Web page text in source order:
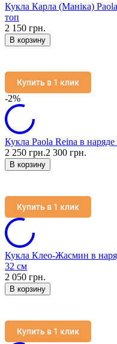
Кукла Карла (Маніка)
топ
2 150 грн.
В корзину
Купить в 1 клик
-2%
Кукла Paola Reina в
2 250 грн.2 300 грн.
В корзину
Купить в 1 клик
Кукла Клео-Жасмин в
32 см
2 050 грн.
В корзину
Купить в 1 клик